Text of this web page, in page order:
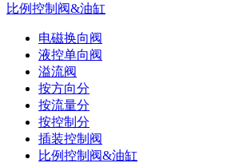
比例控制阀&油缸
电磁换向阀
液控单向阀
溢流阀
按方向分
按流量分
按控制分
插装控制阀
比例控制阀&油缸